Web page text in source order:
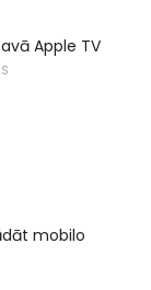
Apple TV
mobilo